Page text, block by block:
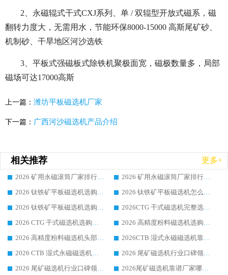
2、永磁辊式干式CXJ系列、单 / 双辊型开放式磁系，磁
翻转力度大，无需用水，节能环保8000-15000 高斯尾矿砂、
机制砂、干旱地区河沙选铁
3、平板式强磁板式除铁机聚极面宽，磁极数量多，局部
磁场可达17000高斯
上一篇： 潍坊平板磁选机厂家
下一篇： 广西河沙磁选机产品介绍
相关推荐 更多+
2026 矿用永磁滚筒厂家排行榜选购干货指南 行业口碑标杆华体会手机网页版-华体会(中国) 实力出众
2026 矿用永磁滚筒厂家排行榜选购指南，行业口碑领域强者华体会手机网页版-华体会(中国)
2026 钛铁矿平板磁选机选购全攻略 市场公认优质品牌厂家实力排行榜
2026 钛铁矿平板磁选机怎么选 靠谱生产企业实力排行榜选购参考攻略
2026 钛铁矿平板磁选机选购指南 行业口碑优选品牌生产企业实力排行榜
2026CTG 干式磁选机完整选购指南 行业口碑顶尖靠谱生产龙头厂家实力推荐
2026 CTG 干式磁选机选购指南|行业口碑靠谱生产厂家领域强者推荐
2026 高精度粉料磁选机选购全攻略 行业优质品牌华体会手机网页版-华体会(中国) 实力深度解析
2026 高精度粉料磁选机头部厂家选购指南 行业口碑靠谱品牌推荐 领域强者华体会手机网页版-华体会(中国) 解析
2026CTB 湿式永磁磁选机靠谱厂家实力排行榜 铁矿选矿设备采购全流程选购指南
2026 CTB 湿式永磁磁选机选购指南|行业口碑良好品牌推荐，领域强者华体会手机网页版-华体会(中国)
2026 尾矿磁选机行业口碑领域强者，源头直供国内主流厂家华体会手机网页版-华体会(中国) 一站式服务
2026 尾矿磁选机行业口碑领域强者，源头直供国内主流厂家华体会手机网页版-华体会(中国) 一站式服务
2026尾矿磁选机靠谱厂家哪家好 行业口碑领域强者华体会手机网页版-华体会(中国) 推荐